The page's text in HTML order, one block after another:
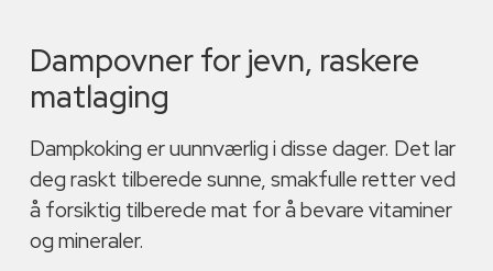
Dampovner for jevn, raskere
matlaging
Dampkoking er uunnværlig i disse dager. Det lar
deg raskt tilberede sunne, smakfulle retter ved
å forsiktig tilberede mat for å bevare vitaminer
og mineraler.